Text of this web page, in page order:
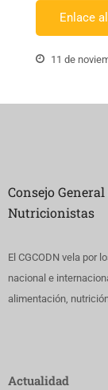
Enlace
11 de
Consejo
Nutricionistas
El CGCODN vela por
nacional e
alimentación,
Actualidad